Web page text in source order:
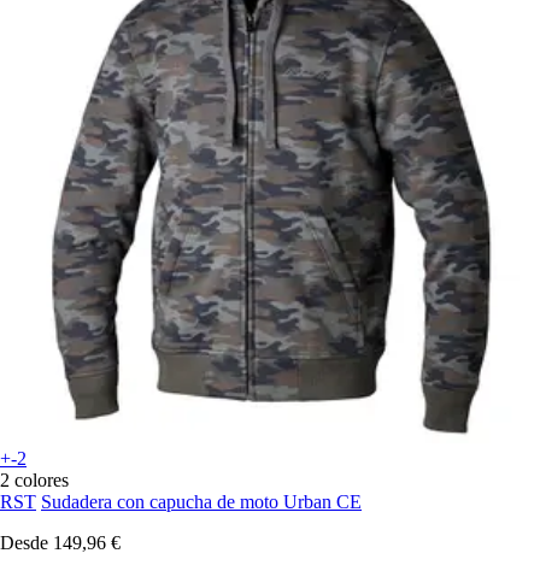
+-2
2 colores
RST Sudadera con capucha de moto Urban CE
Desde 149,96 €